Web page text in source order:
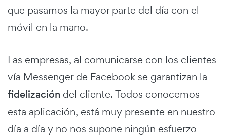
que pasamos la mayor parte del día con el
móvil en la mano.
Las empresas, al comunicarse con los clientes
vía Messenger de Facebook se garantizan la
fidelización del cliente. Todos conocemos
esta aplicación, está muy presente en nuestro
día a día y no nos supone ningún esfuerzo